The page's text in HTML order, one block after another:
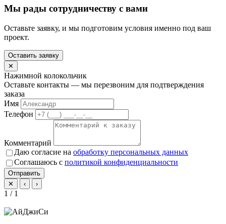
Мы рады сотрудничеству с вами
Оставьте заявку, и мы подготовим условия именно под ваш
проект.
Оставить заявку
✕
Нажимной колокольчик
Оставьте контакты — мы перезвоним для подтверждения
заказа
Имя
Телефон
Комментарий
Даю согласие на обработку персональных данных
Соглашаюсь с политикой конфиденциальности
Отправить
✕
‹ ›
1 / 1